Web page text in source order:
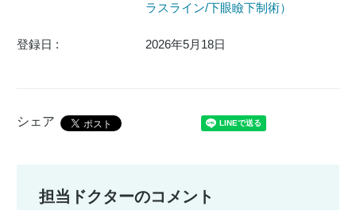
ラスライン/下眼瞼下制術）
登録日 : 2026年5月18日
シェア
担当ドクターのコメント